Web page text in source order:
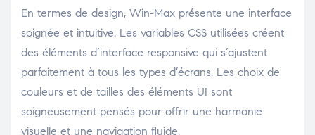
En termes de design, Win-Max présente une interface
soignée et intuitive. Les variables CSS utilisées créent
des éléments d’interface responsive qui s’ajustent
parfaitement à tous les types d’écrans. Les choix de
couleurs et de tailles des éléments UI sont
soigneusement pensés pour offrir une harmonie
visuelle et une navigation fluide.